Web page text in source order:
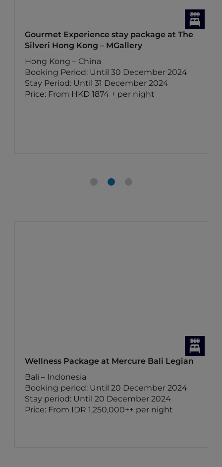
Gourmet Experience stay package at The
Silveri Hong Kong – MGallery
Hong Kong – China
Booking Period: Until 30 December 2024
Stay Period: Until 31 December 2024
Price: From HKD 1874 + per night
Wellness Package at Mercure Bali Legian
Bali – Indonesia
Booking period: Until 20 December 2024
Stay period: Until 20 December 2024
Price: From IDR 1,250,000++ per night